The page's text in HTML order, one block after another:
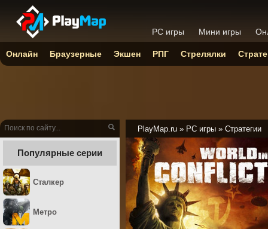
PlayMap.ru » PC игры » Стратегии
Популярные серии
Сталкер
Метро
PC игры Мини игры
Онлайн Браузерные Экшен РПГ Стрелялки